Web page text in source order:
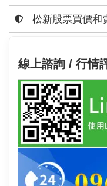
松新股票買價和
線上諮詢 / 行情